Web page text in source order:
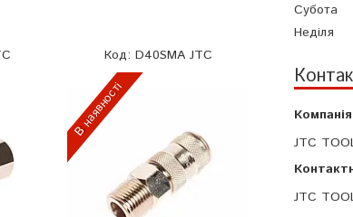
Субота
Неділя
JTC
JTC
D40SMA JTC
В наявності